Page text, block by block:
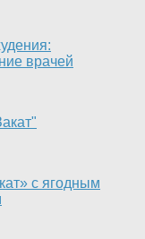
врачей
с ягодным